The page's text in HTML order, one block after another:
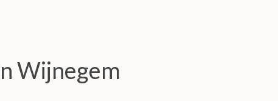
Wijnegem